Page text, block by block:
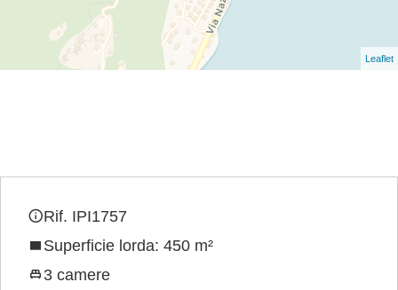
Leaflet
Rif. IPI1757
Superficie lorda: 450 m²
3 camere